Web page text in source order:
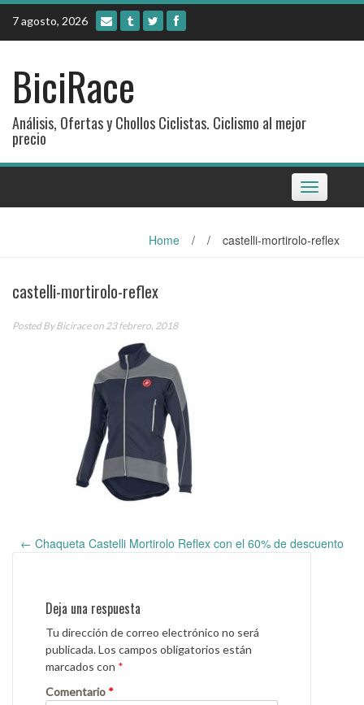
Skip
content
7 agosto, 2026
BiciRace
Análisis, Ofertas y Chollos Ciclistas. Ciclismo al mejor
precio
Toggle
navigation
Home / / castelli-mortirolo-reflex
castelli-mortirolo-reflex
Posted ByBiciraceon 23 febrero, 2018
Post
← Chaqueta Castelli Mortirolo Reflex con el 60% de descuento
Deja una respuesta
Tu dirección de correo electrónico no será
publicada.Los campos obligatorios están
marcados con *
Comentario *